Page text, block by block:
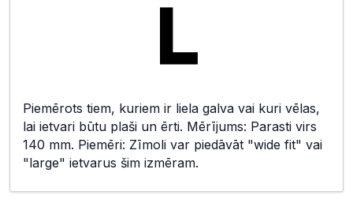
Piemērots tiem, kuriem ir liela galva vai kuri vēlas,
lai ietvari būtu plaši un ērti. Mērījums: Parasti virs
140 mm. Piemēri: Zīmoli var piedāvāt "wide fit" vai
"large" ietvarus šim izmēram.